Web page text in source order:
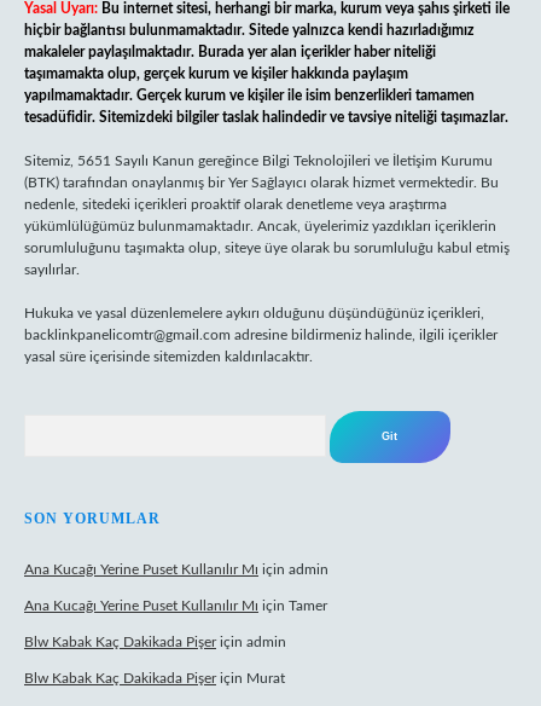
Yasal Uyarı: Bu internet sitesi, herhangi bir marka, kurum veya şahıs şirketi ile
hiçbir bağlantısı bulunmamaktadır. Sitede yalnızca kendi hazırladığımız
makaleler paylaşılmaktadır. Burada yer alan içerikler haber niteliği
taşımamakta olup, gerçek kurum ve kişiler hakkında paylaşım
yapılmamaktadır. Gerçek kurum ve kişiler ile isim benzerlikleri tamamen
tesadüfidir. Sitemizdeki bilgiler taslak halindedir ve tavsiye niteliği taşımazlar.
Sitemiz, 5651 Sayılı Kanun gereğince Bilgi Teknolojileri ve İletişim Kurumu
(BTK) tarafından onaylanmış bir Yer Sağlayıcı olarak hizmet vermektedir. Bu
nedenle, sitedeki içerikleri proaktif olarak denetleme veya araştırma
yükümlülüğümüz bulunmamaktadır. Ancak, üyelerimiz yazdıkları içeriklerin
sorumluluğunu taşımakta olup, siteye üye olarak bu sorumluluğu kabul etmiş
sayılırlar.
Hukuka ve yasal düzenlemelere aykırı olduğunu düşündüğünüz içerikleri,
backlinkpanelicomtr@gmail.com adresine bildirmeniz halinde, ilgili içerikler
yasal süre içerisinde sitemizden kaldırılacaktır.
SON YORUMLAR
Ana Kucağı Yerine Puset Kullanılır Mı için admin
Ana Kucağı Yerine Puset Kullanılır Mı için Tamer
Blw Kabak Kaç Dakikada Pişeriçin admin
Blw Kabak Kaç Dakikada Pişeriçin Murat